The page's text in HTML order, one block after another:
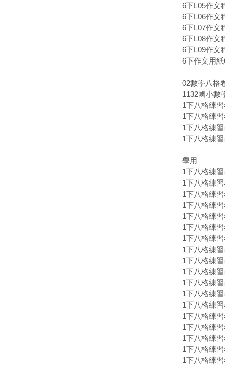
6下L05作文
6下L06作文
6下L07作文
6下L08作文
6下L09作文
6下作文用
02數學八格
1132國小數
1下八格練
1下八格練
1下八格練
1下八格練
學用
1下八格練
1下八格練
1下八格練
1下八格練
1下八格練
1下八格練
1下八格練
1下八格練
1下八格練
1下八格練
1下八格練
1下八格練
1下八格練
1下八格練
1下八格練
1下八格練
1下八格練
1下八格練